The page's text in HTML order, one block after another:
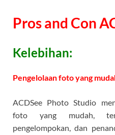
Pros and Con
Kelebihan:
Pengelolaan foto yang
ACDSee Photo Studio
foto yang mudah,
pengelompokan, dan